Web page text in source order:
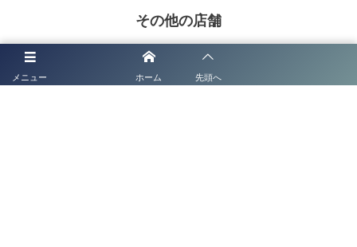
その他の店舗
メニュー ホーム 先頭へ